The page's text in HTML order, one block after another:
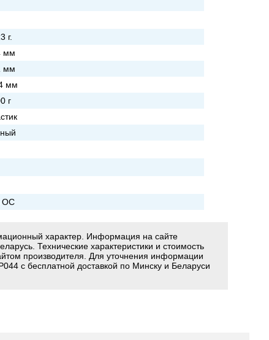
г.
мм
мм
мм
г
ОС
характер. Информация на сайте
Технические характеристики и стоимость
производителя. Для уточнения информации
с бесплатной доставкой по Минску и Беларуси